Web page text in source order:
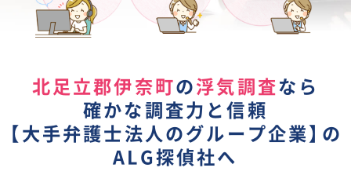
北足立郡伊奈町の 浮気調査 なら
確かな調査力と信頼
【 大手弁護士法人のグループ企業】の
ALG探偵社へ